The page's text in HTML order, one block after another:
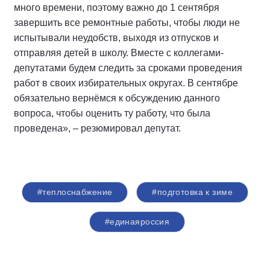
много времени, поэтому важно до 1 сентября
завершить все ремонтные работы, чтобы люди не
испытывали неудобств, выходя из отпусков и
отправляя детей в школу. Вместе с коллегами-
депутатами будем следить за сроками проведения
работ в своих избирательных округах. В сентябре
обязательно вернёмся к обсуждению данного
вопроса, чтобы оценить ту работу, что была
проведена», – резюмировал депутат.
#теплоснабжение #подготовка к зиме
#единаяроссия